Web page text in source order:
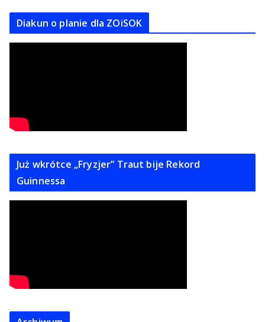
Diakun o planie dla ZOiSOK
Już wkrótce „Fryzjer” Traut bije Rekord
Guinnessa